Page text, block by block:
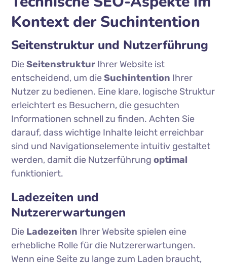
Kontext der Suchintention
Seitenstruktur und Nutzerführung
DieSeitenstruktur Ihrer Website ist
entscheidend, um dieSuchintention Ihrer
Nutzer zu bedienen. Eine klare, logische Struktur
erleichtert es Besuchern, die gesuchten
Informationen schnell zu finden. Achten Sie
darauf, dass wichtige Inhalte leicht erreichbar
sind und Navigationselemente intuitiv gestaltet
werden, damit die Nutzerführungoptimal
funktioniert.
Ladezeiten und
Nutzererwartungen
Die Ladezeiten Ihrer Website spielen eine
erhebliche Rolle für die Nutzererwartungen.
Wenn eine Seite zu lange zum Laden braucht,